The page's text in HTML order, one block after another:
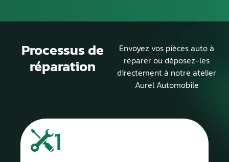
Processus de
réparation
Envoyez vos pièces auto à
réparer ou déposez-les
directement à notre atelier
Aurel Automobile
1